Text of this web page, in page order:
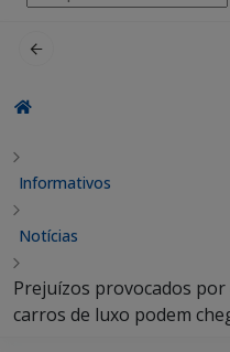
por:
Informativos
Notícias
Prejuízos provocados
carros de luxo podem